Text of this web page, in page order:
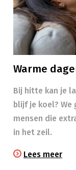
Warme
Bij hitte kan je
blijf je koel? We
mensen die
in het zeil.​
Lees meer